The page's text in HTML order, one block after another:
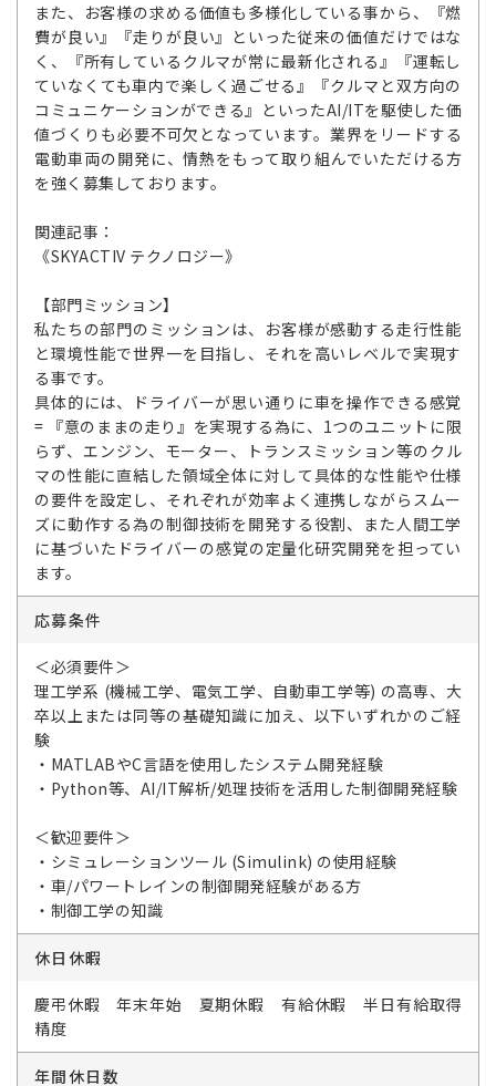
また、お客様の求める価値も多様化している事から、『燃
費が良い』『走りが良い』といった従来の価値だけではな
く、『所有しているクルマが常に最新化される』『運転し
ていなくても車内で楽しく過ごせる』『クルマと双方向の
コミュニケーションができる』といったAI/ITを駆使した価
値づくりも必要不可欠となっています。業界をリードする
電動車両の開発に、情熱をもって取り組んでいただける方
を強く募集しております。
関連記事：
《SKYACTIV テクノロジー》
【部門ミッション】
私たちの部門のミッションは、お客様が感動する走行性能
と環境性能で世界一を目指し、それを高いレベルで実現す
る事です。
具体的には、ドライバーが思い通りに車を操作できる感覚
= 『意のままの走り』を実現する為に、1つのユニットに限
らず、エンジン、モーター、トランスミッション等のクル
マの性能に直結した領域全体に対して具体的な性能や仕様
の要件を設定し、それぞれが効率よく連携しながらスムー
ズに動作する為の制御技術を開発する役割、また人間工学
に基づいたドライバーの感覚の定量化研究開発を担ってい
ます。
応募条件
＜必須要件＞
理工学系 (機械工学、電気工学、自動車工学等) の高専、大
卒以上または同等の基礎知識に加え、以下いずれかのご経
験
・MATLABやC言語を使用したシステム開発経験
・Python等、AI/IT解析/処理技術を活用した制御開発経験
＜歓迎要件＞
・シミュレーションツール (Simulink) の使用経験
・車/パワートレインの制御開発経験がある方
・制御工学の知識
休日休暇
慶弔休暇 年末年始 夏期休暇 有給休暇 半日有給取得
精度
年間休日数